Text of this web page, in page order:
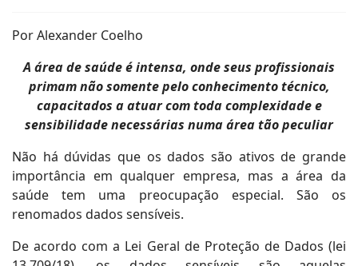
Por Alexander Coelho
A área de saúde é intensa, onde seus profissionais
primam não somente pelo conhecimento técnico,
capacitados a atuar com toda complexidade e
sensibilidade necessárias numa área tão peculiar
Não há dúvidas que os dados são ativos de grande
importância em qualquer empresa, mas a área da
saúde tem uma preocupação especial. São os
renomados dados sensíveis.
De acordo com a Lei Geral de Proteção de Dados (lei